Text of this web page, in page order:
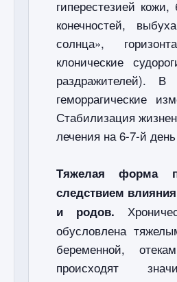
гиперестезией
конечностей,
солнца»,
клонические
раздражителей). В
геморрагические
Стабилизация
лечения на 6-7-й
Тяжелая форма
следствием
и родов.
обусловлена
беременной,
происходят